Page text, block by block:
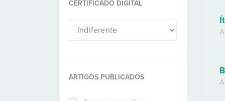
CERTIFICADO DIGITAL
ARTIGOS PUBLICADOS